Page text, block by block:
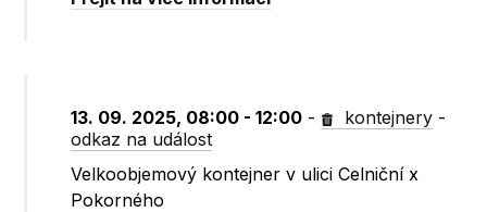
13. 09. 2025, 08:00 - 12:00 - kontejnery -
odkaz na událost
Velkoobjemový kontejner v ulici Celniční x
Pokorného